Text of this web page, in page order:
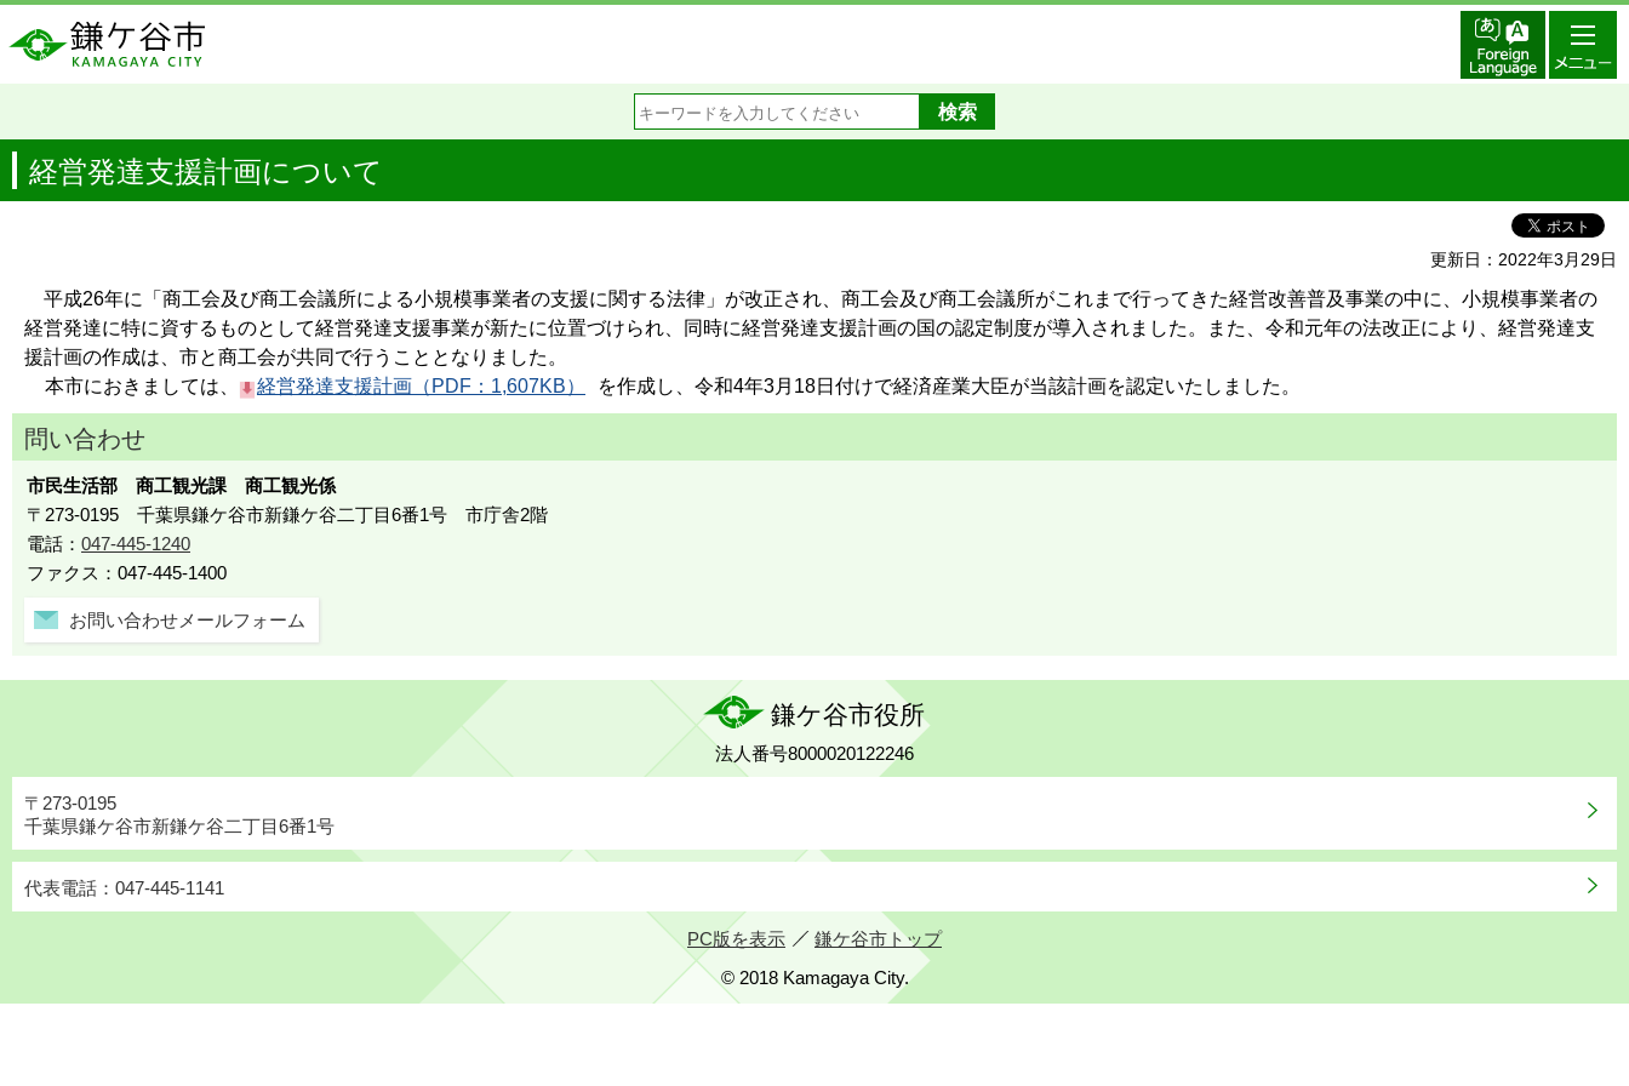
経営発達支援計画について
更新日：2022年3月29日
平成26年に「商工会及び商工会議所による小規模事業者の支援に関する法律」が改正され、商工会及び商工会議所がこれまで行ってきた経営改善普及事業の中に、小規模事業者の
経営発達に特に資するものとして経営発達支援事業が新たに位置づけられ、同時に経営発達支援計画の国の認定制度が導入されました。また、令和元年の法改正により、経営発達支
援計画の作成は、市と商工会が共同で行うこととなりました。
本市におきましては、
経営発達支援計画（PDF：1,607KB） を作成し、令和4年3月18日付けで経済産業大臣が当該計画を認定いたしました。
問い合わせ
市民生活部 商工観光課 商工観光係
〒273-0195 千葉県鎌ケ谷市新鎌ケ谷二丁目6番1号 市庁舎2階
電話： 047-445-1240
ファクス：047-445-1400
お問い合わせメールフォーム
鎌ケ谷市役所
法人番号8000020122246
〒273-0195
千葉県鎌ケ谷市新鎌ケ谷二丁目6番1号
代表電話：047-445-1141
PC版を表示
鎌ケ谷市トップ
© 2018 Kamagaya City.